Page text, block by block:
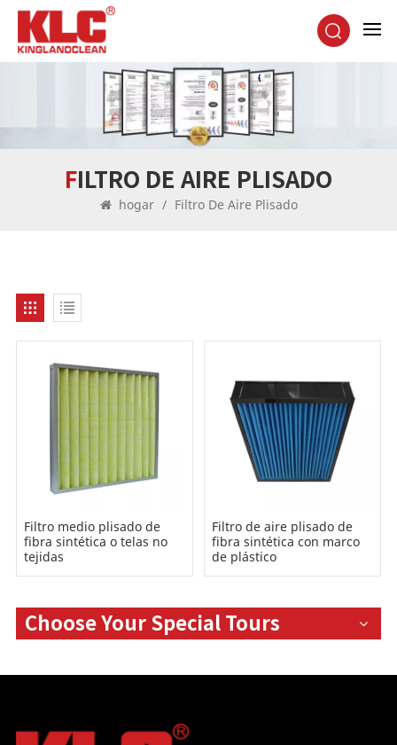
FILTRO DE AIRE PLISADO
hogar / Filtro De Aire Plisado
Filtro medio plisado de
fibra sintética o telas no
tejidas
Filtro de aire plisado de
fibra sintética con marco
de plástico
Choose Your Special Tours